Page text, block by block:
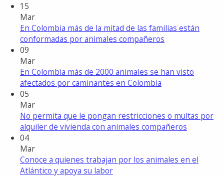
15
Mar
En Colombia más de la mitad de las familias están
conformadas por animales compañeros
09
Mar
En Colombia más de 2000 animales se han visto
afectados por caminantes en Colombia
05
Mar
No permita que le pongan restricciones o multas por
alquiler de vivienda con animales compañeros
04
Mar
Conoce a quienes trabajan por los animales en el
Atlántico y apoya su labor